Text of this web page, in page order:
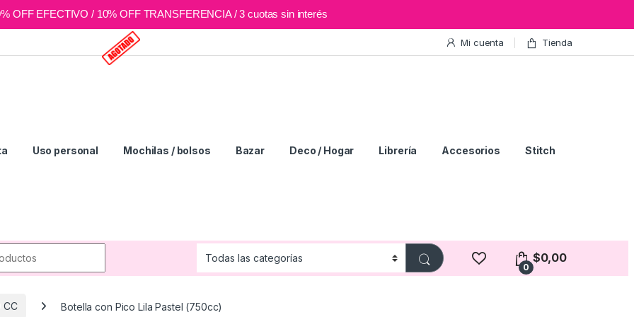
OFF EFECTIVO / 10% OFF TRANSFERENCIA / 3 cuotas sin interés
Mi cuenta Tienda
Uso personal Mochilas / bolsos Bazar Deco / Hogar Librería Accesorios Stitch
0
$0,00
CC Botella con Pico Lila Pastel (750cc)